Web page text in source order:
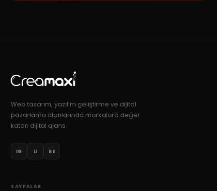
Web tasarım, yazılım geliştirme ve dijital
pazarlama alanlarında markalara değer
katan dijital ajans.
IG LI BE
SAYFALAR